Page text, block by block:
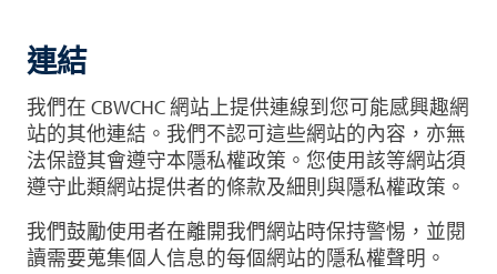
連結
我們在 CBWCHC 網站上提供連線到您可能感興趣網
站的其他連結。我們不認可這些網站的內容，亦無
法保證其會遵守本隱私權政策。您使用該等網站須
遵守此類網站提供者的條款及細則與隱私權政策。
我們鼓勵使用者在離開我們網站時保持警惕，並閱
讀需要蒐集個人信息的每個網站的隱私權聲明。